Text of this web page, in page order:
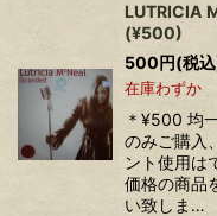
LUTRICIA
(¥500)
500円(税
在庫わずか
＊¥500 均
のみご購入
ント使用
価格の商品
い致しま…